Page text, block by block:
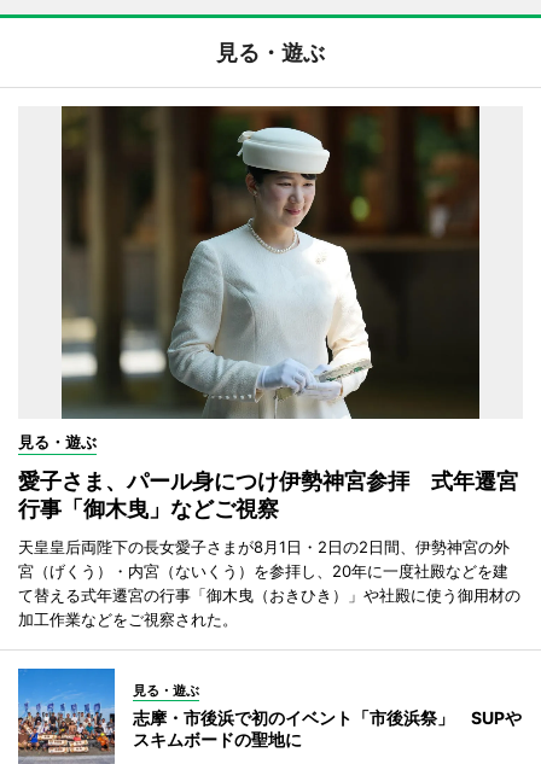
見る・遊ぶ
見る・遊ぶ
愛子さま、パール身につけ伊勢神宮参拝 式年遷宮
行事「御木曳」などご視察
天皇皇后両陛下の長女愛子さまが8月1日・2日の2日間、伊勢神宮の外
宮（げくう）・内宮（ないくう）を参拝し、20年に一度社殿などを建
て替える式年遷宮の行事「御木曳（おきひき）」や社殿に使う御用材の
加工作業などをご視察された。
見る・遊ぶ
志摩・市後浜で初のイベント「市後浜祭」 SUPや
スキムボードの聖地に